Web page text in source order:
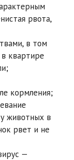
рвота,
в том
квартире
кормления;
животных в
рвет и не
—